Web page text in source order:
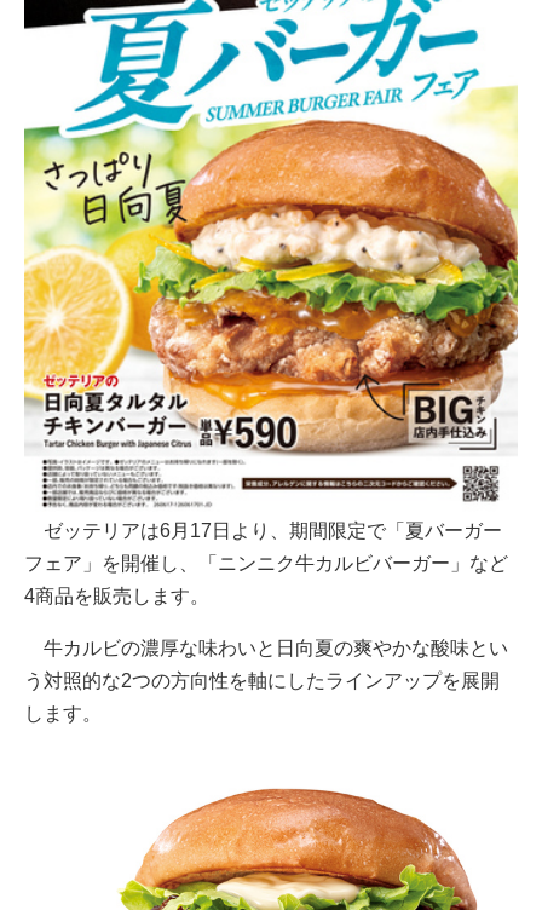
ゼッテリアは6月17日より、期間限定で「夏バーガー
フェア」を開催し、「ニンニク牛カルビバーガー」など
4商品を販売します。
牛カルビの濃厚な味わいと日向夏の爽やかな酸味とい
う対照的な2つの方向性を軸にしたラインアップを展開
します。